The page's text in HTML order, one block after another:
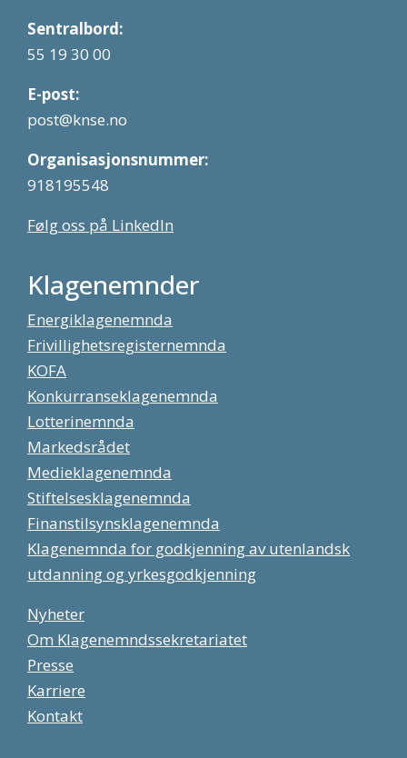
Sentralbord:
55 19 30 00
E-post:
post@knse.no
Organisasjonsnummer:
918195548
Følg oss på LinkedIn
Klagenemnder
Energiklagenemnda
Frivillighetsregisternemnda
KOFA
Konkurranseklagenemnda
Lotterinemnda
Markedsrådet
Medieklagenemnda
Stiftelsesklagenemnda
Finanstilsynsklagenemnda
Klagenemnda for godkjenning av utenlandsk
utdanning og yrkesgodkjenning
Nyheter
Om Klagenemndssekretariatet
Presse
Karriere
Kontakt